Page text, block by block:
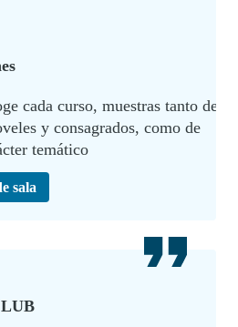
cada curso, muestras tanto de
y consagrados, como de
temático
sala